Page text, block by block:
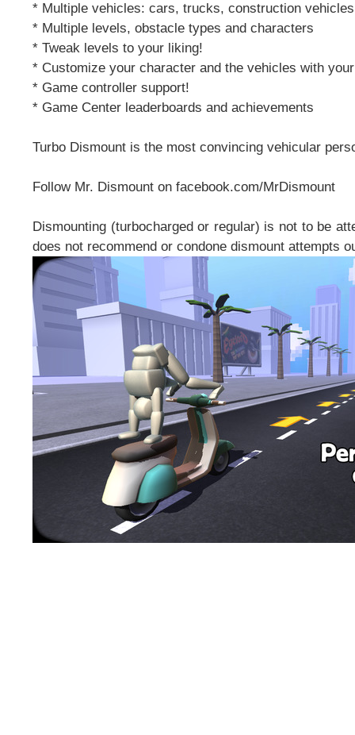
* Multiple vehicles: cars, trucks, construction
* Multiple levels, obstacle types and characters
* Tweak levels to your liking!
* Customize your character and the vehicles with
* Game controller support!
* Game Center leaderboards and achievements
Turbo Dismount is the most convincing vehicular
Follow Mr. Dismount on facebook.com/MrDismount
Dismounting (turbocharged or regular) is not to be
does not recommend or condone dismount attempts